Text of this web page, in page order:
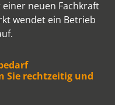
neuen Fachkraft
wendet ein Betrieb
Sie rechtzeitig und